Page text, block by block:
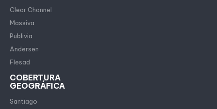
Clear Channel
Massiva
Publivia
Andersen
Flesad
COBERTURA
GEOGRÁFICA
Santiago